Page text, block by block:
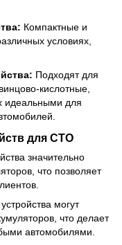
Компактные и
условиях,
Подходят для
кислотные,
идеальными для
для СТО
значительно
что позволяет
могут
что делает
автомобилями.